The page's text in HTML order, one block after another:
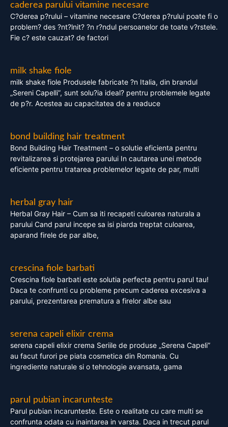
caderea parului vitamine necesare
C?derea p?rului – vitamine necesare C?derea p?rului poate fi o
problem? des ?nt?lnit? ?n r?ndul persoanelor de toate v?rstele.
Fie c? este cauzat? de factori
milk shake fiole
milk shake fiole Produsele fabricate ?n Italia, din brandul
„Sereni Capelli”, sunt solu?ia ideal? pentru problemele legate
de p?r. Acestea au capacitatea de a readuce
bond building hair treatment
Bond Building Hair Treatment – o solutie eficienta pentru
revitalizarea si protejarea parului In cautarea unei metode
eficiente pentru tratarea problemelor legate de par, multi
herbal gray hair
Herbal Gray Hair – Cum sa iti recapeti culoarea naturala a
parului Cand parul incepe sa isi piarda treptat culoarea,
aparand firele de par albe,
crescina fiole barbati
Crescina fiole barbati este solutia perfecta pentru parul tau!
Daca te confrunti cu probleme precum caderea excesiva a
parului, prezentarea prematura a firelor albe sau
serena capeli elixir crema
serena capeli elixir crema Seriile de produse „Serena Capeli”
au facut furori pe piata cosmetica din Romania. Cu
ingrediente naturale si o tehnologie avansata, gama
parul pubian incarunteste
Parul pubian incarunteste. Este o realitate cu care multi se
confrunta odata cu inaintarea in varsta. Daca in trecut parul